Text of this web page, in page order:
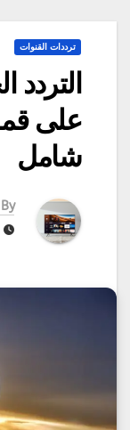
ترددات القنوات
التردد
على
شامل
By